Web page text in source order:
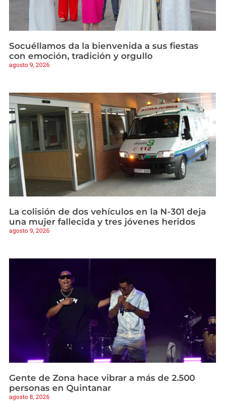
Socuéllamos da la bienvenida a sus fiestas
con emoción, tradición y orgullo
agosto 9, 2026
La colisión de dos vehículos en la N-301 deja
una mujer fallecida y tres jóvenes heridos
agosto 9, 2026
Gente de Zona hace vibrar a más de 2.500
personas en Quintanar
agosto 8, 2026